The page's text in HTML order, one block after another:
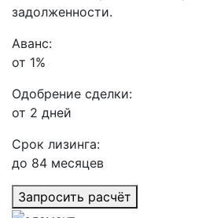
задолженности.
Аванс:
от 1%
Одобрение сделки:
от 2 дней
Срок лизинга:
до 84 месяцев
Запросить расчёт